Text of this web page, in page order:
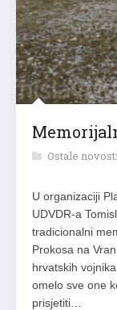
Ostale
U organizaciji
UDVDR-a
tradicionalni
Prokosa na
hrvatskih
omelo sve one
prisjetiti…